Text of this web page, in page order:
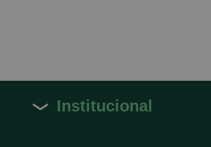
Institucional